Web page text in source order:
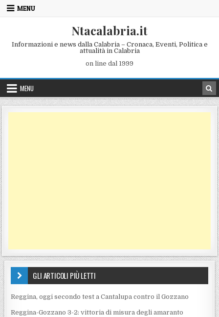
Skip to content
MENU
Ntacalabria.it
Informazioni e news dalla Calabria – Cronaca, Eventi, Politica e
attualità in Calabria
on line dal 1999
MENU
GLI ARTICOLI PIÙ LETTI
Reggina, oggi secondo test a Cantalupa contro il Gozzano
Reggina-Gozzano 3-2: vittoria di misura degli amaranto